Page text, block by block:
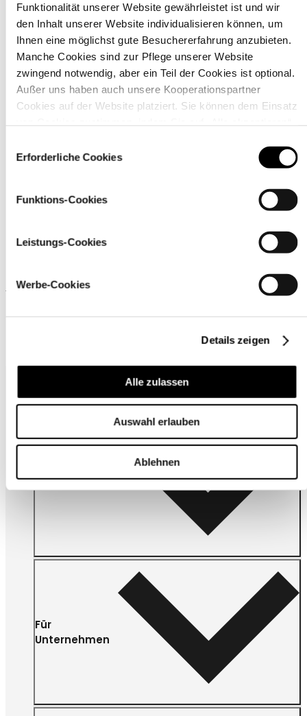
Funktionalität unserer Website gewährleistet ist und wir
den Inhalt unserer Website individualisieren können, um
Ihnen eine möglichst gute Besuchererfahrung anzubieten.
Manche Cookies sind zur Pflege unserer Website
zwingend notwendig, aber ein Teil der Cookies ist optional.
Außer uns haben auch unsere Kooperationspartner
Cookies auf der Website platziert. Sie können dem Einsatz
über den Link „Cookie-Einstellungen
Erforderliche Cookies
Funktions-Cookies
Leistungs-Cookies
Werbe-Cookies
Details zeigen
Alle zulassen
Auswahl erlauben
Ablehnen
Pflegehinweise
Wird oft zusammen gekauft
Kundenservice
Für
Unternehmen